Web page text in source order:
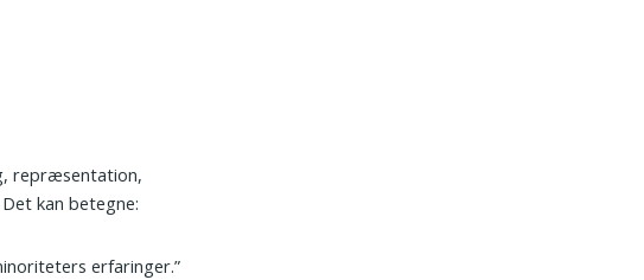
repræsentation,
kan betegne:
erfaringer.”